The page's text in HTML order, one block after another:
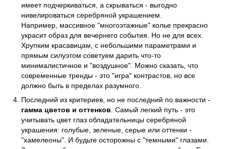
имеет подчеркиваться, а скрываться - выгодно
нивелироваться серебряной украшением.
Например, массивное "многоэтажные" колье прекрасно
украсит образ для вечернего события. Но не для всех.
Хрупким красавицам, с небольшими параметрами и
прямым силуэтом советуем дарить что-то
минималистичное и "воздушное". Можно сказать, что
современные тренды - это "игра" контрастов, но все
должно быть в пределах разумного.
Последний из критериев, но не последний по важности -
гамма цветов и оттенков. Самый легкий путь - это
учитывать цвет глаз обладательницы серебряной
украшения: голубые, зеленые, серые или оттенки -
"хамелеоны". И будьте осторожны с "темными" глазами.